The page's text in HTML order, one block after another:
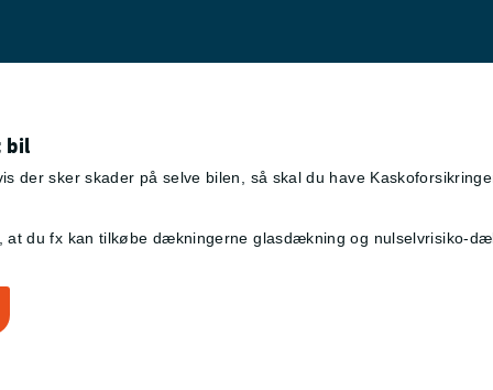
bil
der sker skader på selve bilen, så skal du have
at du fx kan tilkøbe dækningerne glasdækning og nulselvrisiko-